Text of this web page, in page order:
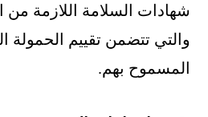
شهادات السلامة اللازمة من
والتي تتضمن تقييم
المسموح بهم.